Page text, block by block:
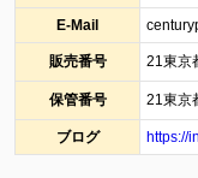
E-Mail
販売番号 21東京
保管番号 21東京
ブログ https://